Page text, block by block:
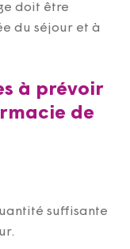
doit être
du séjour et à
à prévoir
de
suffisante